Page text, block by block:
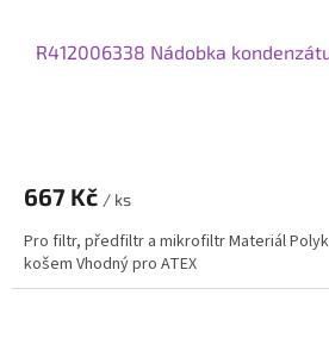
R412006338 Nádobka kondenzátu
667 Kč / ks
Pro filtr, předfiltr a mikrofiltr Materiál
košem Vhodný pro ATEX